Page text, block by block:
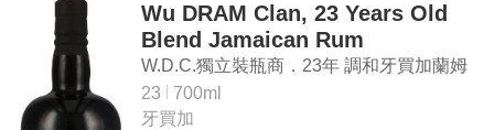
Wu DRAM Clan, 23 Years Old
Blend Jamaican Rum
W.D.C.獨立裝瓶商．23年 調和牙買加蘭姆
酒
23
700ml
牙買加